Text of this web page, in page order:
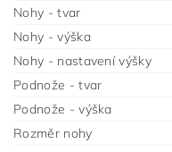
Nohy - tvar
Nohy - výška
Nohy - nastavení výšky
Podnože - tvar
Podnože - výška
Rozměr nohy